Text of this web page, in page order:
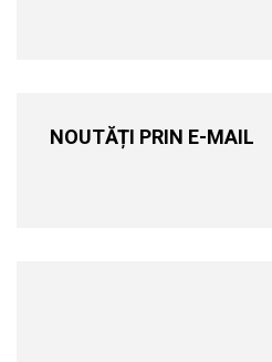
NOUTĂȚI PRIN E-MAIL